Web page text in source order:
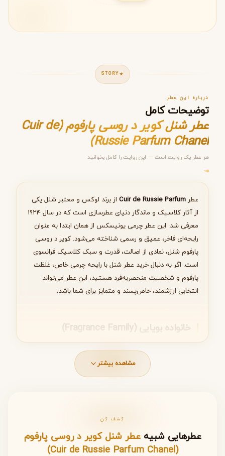
انتخاب عطر مناسب
بعدی
STORY
درباره این عطر
توضیحات کامل
عطر شنل کویر د روسی پارفوم (Cuir de
Russie Parfum Chanel)
هر عطر یک روایت است — این روایت را کامل بخوانید
عطر Cuir de Russie Parfumاز برند لوکس و معتبر شنل یکی
از آثار کلاسیک و ماندگار دنیای عطرسازی است که در سال ۱۹۲۴
معرفی شد. این عطر چرمی یونیسکس از همان ابتدا به عنوان
رایحه‌ای فاخر، عمیق و رسمی شناخته می‌شود. کویر د روسی
پارفوم شنل، نمادی از اصالت، قدرت و سبک کلاسیک فرانسوی
است. اگر به دنبال خرید عطر شنل با رایحه چرمی خاص، غلظت
پارفوم و شخصیت منحصربه‌فرد هستید، این عطر می‌تواند
انتخابی ارزشمند، خاص‌پسند و متمایز برای شما باشد.
خانواده بویایی (Fragrance Family)
دسته‌بندی اصلی:چرمی (Leather)
کویر د روسی پارفوم در خانواده عطرهای چرمی قرار می‌گیرد.
رایحه‌های چرمی معمولاً حس قدرت، وقار، جسارت و شخصیت
رایحه‌ای عمیق و رسمی
ساختاری کلاسیک و ماندگار
مشاهده بیشتر
کشف کن
عطرهایی شبیهعطر شنل کویر د روسی پارفوم
(Cuir de Russie Parfum Chanel)